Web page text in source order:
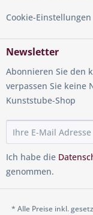
Cookie-Einstellungen
Newsletter
Abonnieren Sie den
verpassen Sie keine
Kunststube-Shop
Ich habe die
genommen.
* Alle Preise inkl.